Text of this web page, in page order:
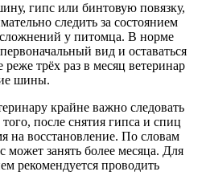
гипс или бинтовую повязку,
следить за состоянием
у питомца. В норме
вид и оставаться
трёх раз в месяц ветеринар
шины.
крайне важно следовать
после снятия гипса и спиц
на восстановление. По словам
может занять более месяца. Для
рекомендуется проводить